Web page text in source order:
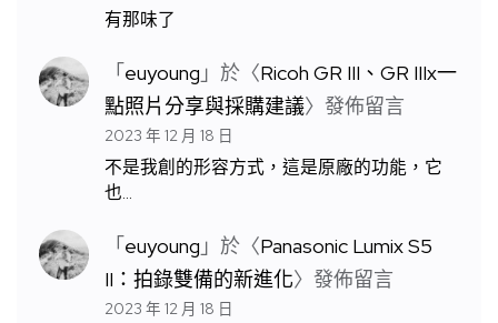
有那味了
「euyoung 」於〈Ricoh GR III、GR IIIx一
點照片分享與採購建議〉發佈留言
2023 年 12 月 18 日
不是我創的形容方式，這是原廠的功能，它
也…
「euyoung 」於〈Panasonic Lumix S5
II：拍錄雙備的新進化〉發佈留言
2023 年 12 月 18 日